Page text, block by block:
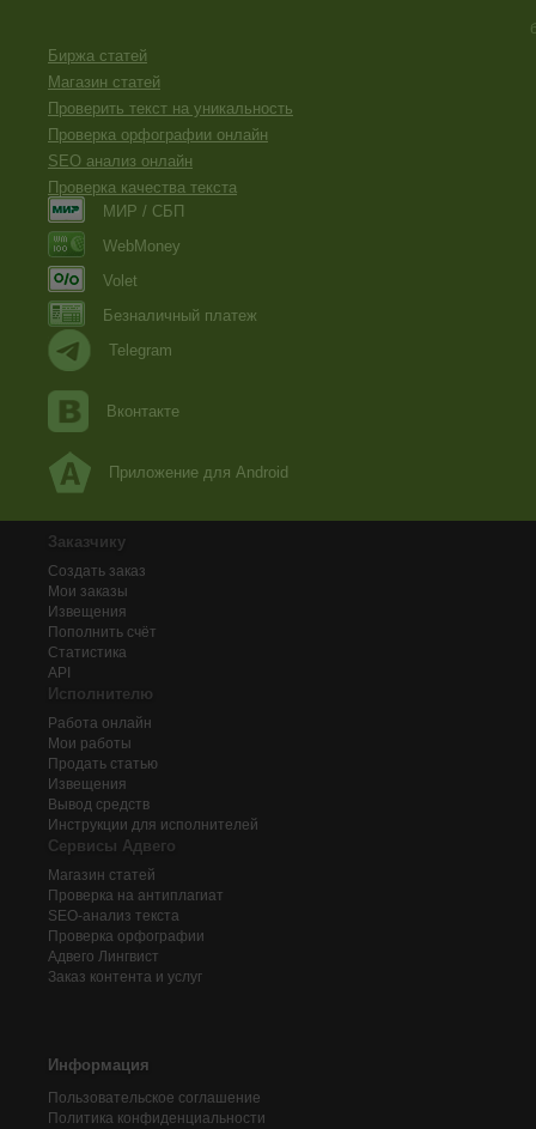
Биржа статей
Магазин статей
Проверить текст на уникальность
Проверка орфографии онлайн
SEO анализ онлайн
Проверка качества текста
МИР / СБП
WebMoney
Volet
Безналичный платеж
Telegram
Вконтакте
Приложение для Android
Заказчику
Создать заказ
Мои заказы
Извещения
Пополнить счёт
Статистика
API
Исполнителю
Работа онлайн
Мои работы
Продать статью
Извещения
Вывод средств
Инструкции для исполнителей
Сервисы Адвего
Магазин статей
Проверка на антиплагиат
SEO-анализ текста
Проверка орфографии
Адвего Лингвист
Заказ контента и услуг
Информация
Пользовательское соглашение
Политика конфиденциальности